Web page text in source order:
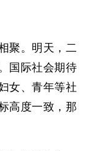
。明天，二
国际社会期待
女、青年等社
高度一致，那